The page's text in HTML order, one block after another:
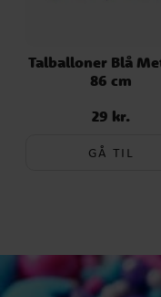
Talballoner Blå
86 cm
Pris: 29 kr.
29 kr.
GÅ TIL